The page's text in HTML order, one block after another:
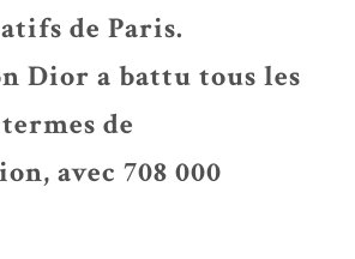
de Paris.
Dior a battu tous les
de
avec 708 000